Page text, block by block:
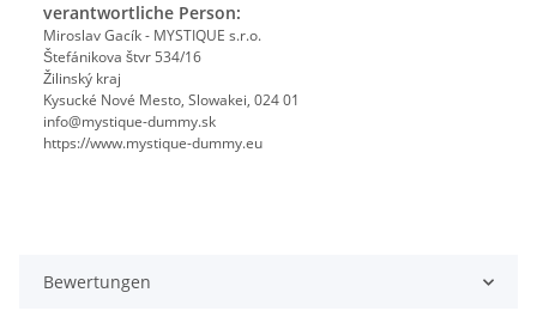
verantwortliche Person:
Miroslav Gacík - MYSTIQUE s.r.o.
Štefánikova štvr 534/16
Žilinský kraj
Kysucké Nové Mesto, Slowakei, 024 01
info@mystique-dummy.sk
https://www.mystique-dummy.eu
Bewertungen